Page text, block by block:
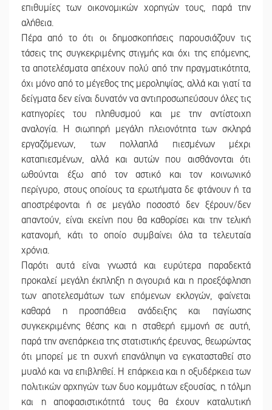
επιθυμίες των οικονομικών χορηγών τους, παρά την
αλήθεια.
Πέρα από το ότι οι δημοσκοπήσεις παρουσιάζουν τις
τάσεις της συγκεκριμένης στιγμής και όχι της επόμενης,
τα αποτελέσματα απέχουν πολύ από την πραγματικότητα,
όχι μόνο από το μέγεθος της μεροληψίας, αλλά και γιατί τα
δείγματα δεν είναι δυνατόν να αντιπροσωπεύσουν όλες τις
κατηγορίες του πληθυσμού και με την αντίστοιχη
αναλογία. Η σιωπηρή μεγάλη πλειονότητα των σκληρά
εργαζόμενων, των πολλαπλά πιεσμένων μέχρι
καταπιεσμένων, αλλά και αυτών που αισθάνονται ότι
ωθούνται έξω από τον αστικό και τον κοινωνικό
περίγυρο, στους οποίους τα ερωτήματα δε φτάνουν ή τα
αποστρέφονται ή σε μεγάλο ποσοστό δεν ξέρουν/δεν
απαντούν, είναι εκείνη που θα καθορίσει και την τελική
κατανομή, κάτι το οποίο συμβαίνει όλα τα τελευταία
χρόνια.
Παρότι αυτά είναι γνωστά και ευρύτερα παραδεκτά
προκαλεί μεγάλη έκπληξη η σιγουριά και η προεξόφληση
των αποτελεσμάτων των επόμενων εκλογών, φαίνεται
καθαρά η προσπάθεια ανάδειξης και παγίωσης
συγκεκριμένης θέσης και η σταθερή εμμονή σε αυτή,
παρά την ανεπάρκεια της στατιστικής έρευνας, θεωρώντας
ότι μπορεί με τη συχνή επανάληψη να εγκατασταθεί στο
μυαλό και να επιβληθεί. Η επάρκεια και η οξυδέρκεια των
πολιτικών αρχηγών των δυο κομμάτων εξουσίας, η τόλμη
και η αποφασιστικότητά τους θα έχουν καταλυτική